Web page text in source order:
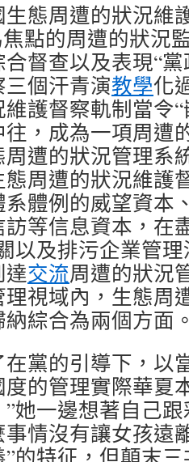
態周遭的狀況維
點的周遭的狀況
督查以及表現“
個汗青演教學化
護督察軌制當令
，成為一項周遭
遭的狀況管理系
周遭的狀況維護
體例的威望資本
等信息資本，在
以及排污企業管
交流周遭的狀況
視域內，生態周
綜合為兩個方面
黨的引導下，以
的管理實際華夏
她一邊想著自己
情沒有讓女孩遠
的特征，但顛末